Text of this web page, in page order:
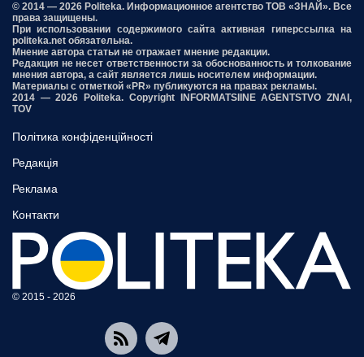
© 2014 — 2026 Politeka. Информационное агентство ТОВ «ЗНАЙ». Все
права защищены.
При использовании содержимого сайта активная гиперссылка на
politeka.net обязательна.
Мнение автора статьи не отражает мнение редакции.
Редакция не несет ответственности за обоснованность и толкование
мнения автора, а сайт является лишь носителем информации.
Материалы с отметкой «PR» публикуются на правах рекламы.
2014 — 2026 Politeka. Copyright INFORMATSIINE AGENTSTVO ZNAI,
TOV
Політика конфіденційності
Редакція
Реклама
Контакти
© 2015 - 2026